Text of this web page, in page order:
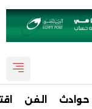
حوادث الفن